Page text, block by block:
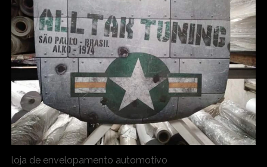
loja de envelopamento automotivo